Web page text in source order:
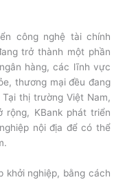
công nghệ tài chính
trở thành một phần
hàng, các lĩnh vực
thương mại đều đang
thị trường Việt Nam,
KBank phát triển
nội địa để có thể
khởi nghiệp, bằng cách